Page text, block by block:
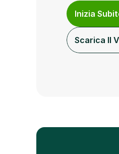
Inizia
Scarica Il